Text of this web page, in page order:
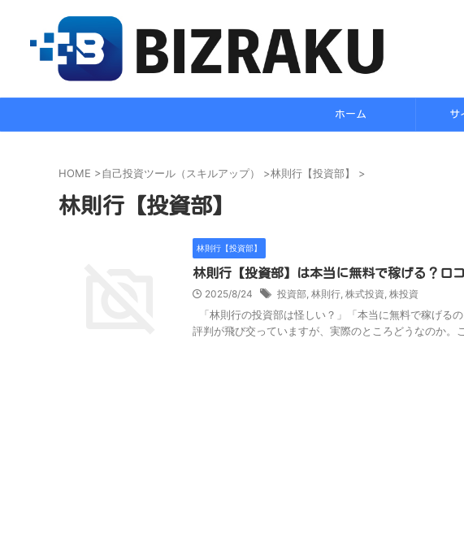
ホーム サ
HOME >自己投資ツール（スキルアップ） >林則行【投資部】 >
林則行【投資部】
林則行【投資部】
林則行【投資部】は本当に無料で稼げる？口
2025/8/24 投資部, 林則行, 株式投資, 株投資
「林則行の投資部は怪しい？」「本当に無料で稼げる
評判が飛び交っていますが、実際のところどうなのか。